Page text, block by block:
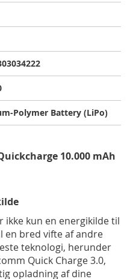
Polymer Battery (LiPo)
10.000 mAh
ikke kun en energikilde til
en bred vifte af andre
teknologi, herunder
Quick Charge 3.0,
opladning af dine